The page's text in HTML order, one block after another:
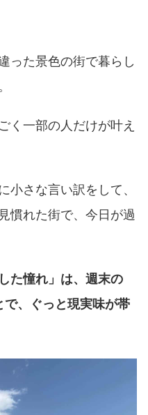
った景色の街で暮らし
く一部の人だけが叶え
小さな言い訳をして、
慣れた街で、今日が過
た憧れ」は、週末の
で、ぐっと現実味が帯